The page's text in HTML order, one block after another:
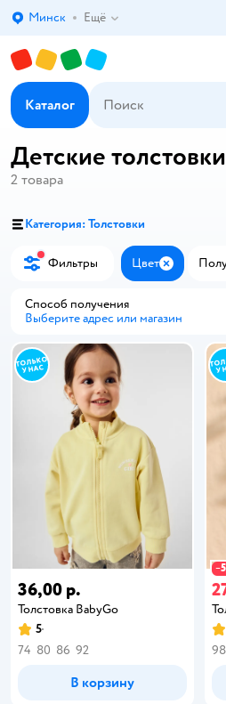
Выбор адреса доставки.
Минск Ещё
Каталог
Детские
2 товара
Категория: Толстовки
Фильтры Цвет Закрыть
Способ получения
Выберите адрес или магазин
36,00 р.
Толстовка BabyGo
5
74 80 86 92
В корзину
−
98